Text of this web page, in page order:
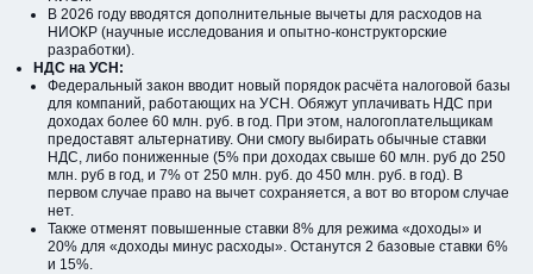
В 2026 году вводятся дополнительные вычеты для расходов на
НИОКР (научные исследования и опытно-конструкторские
разработки).
НДС на УСН:
Федеральный закон вводит новый порядок расчёта налоговой базы
для компаний, работающих на УСН. Обяжут уплачивать НДС при
доходах более 60 млн. руб. в год. При этом, налогоплательщикам
предоставят альтернативу. Они смогу выбирать обычные ставки
НДС, либо пониженные (5% при доходах свыше 60 млн. руб до 250
млн. руб в год, и 7% от 250 млн. руб. до 450 млн. руб. в год). В
первом случае право на вычет сохраняется, а вот во втором случае
нет.
Также отменят повышенные ставки 8% для режима «доходы» и
20% для «доходы минус расходы». Останутся 2 базовые ставки 6%
и 15%.